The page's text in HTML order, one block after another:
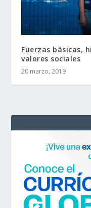
Fuerzas básicas,
valores sociales
20 marzo, 2019